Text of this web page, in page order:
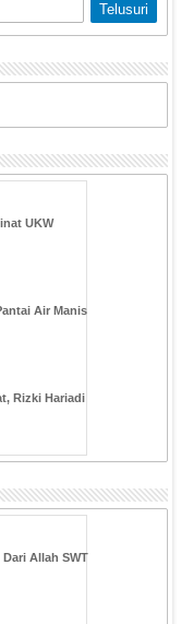
UKW
Air Manis
Rizki Hariadi
Allah SWT